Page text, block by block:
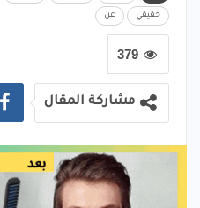
حقيقي عن
379
مشاركة المقال